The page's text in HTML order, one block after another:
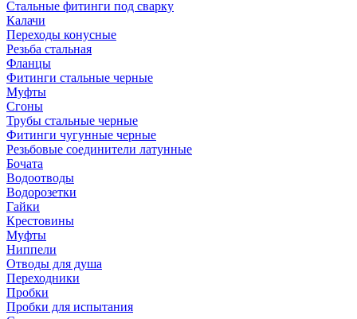
Стальные фитинги под сварку
Калачи
Переходы конусные
Резьба стальная
Фланцы
Фитинги стальные черные
Муфты
Сгоны
Трубы стальные черные
Фитинги чугунные черные
Резьбовые соединители латунные
Бочата
Водоотводы
Водорозетки
Гайки
Крестовины
Муфты
Ниппели
Отводы для душа
Переходники
Пробки
Пробки для испытания